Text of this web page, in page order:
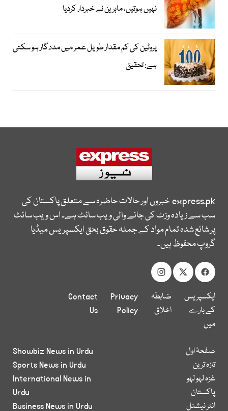
نہیں ہوتیں، ماہرین نے خبردار کردیا
پروٹین کی کم مقدار طویل عمر میں مددگار ہو سکتی
ہے: تحقیق
express.pkخبروں اور حالات حاضرہ سے متعلق پاکستان کی
سب سے زیادہ وزٹ کی جانے والی ویب سائٹ ہے۔ اس ویب سائٹ
پر شائع شدہ تمام مواد کے جملہ حقوق بحق ایکسپریس میڈیا
گروپ محفوظ ہیں۔
ایکسپریس
کے بارے
میں
ضابطہ
اخلاق
Privacy
Policy
Contact
Us
صفحۂ اول
تازہ ترین
غزہ لہو لہو
پاکستان
انٹر نیشنل
Showbiz News in Urdu
Sports News in Urdu
International News in
Urdu
Business News in Urdu